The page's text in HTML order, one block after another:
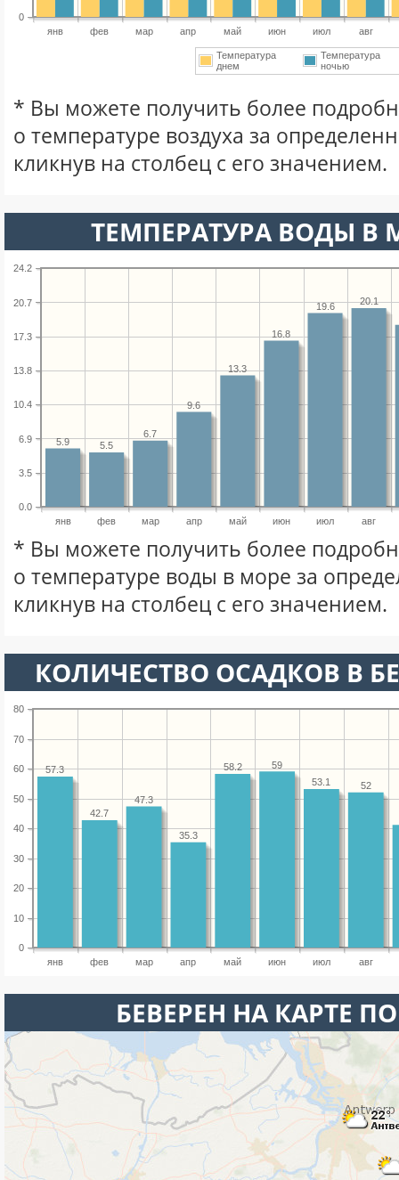
янв фев мар апр май июн июл авг
0
Температура
днем
Температура
ночью
* Вы можете получить более
о температуре воздуха за
кликнув на столбец с его значением.
ТЕМПЕРАТУРА ВОДЫ В
янв фев мар апр май июн июл авг
0.0
3.5
6.9
10.4
13.8
17.3
20.7
24.2
20.1
19.6
16.8
13.3
9.6
6.7
5.5
5.9
* Вы можете получить более
о температуре воды в море за
кликнув на столбец с его значением.
КОЛИЧЕСТВО ОСАДКОВ В
янв фев мар апр май июн июл авг
0
10
20
30
40
50
60
70
80
52
53.1
59
58.2
35.3
47.3
42.7
57.3
БЕВЕРЕН НА КАРТЕ